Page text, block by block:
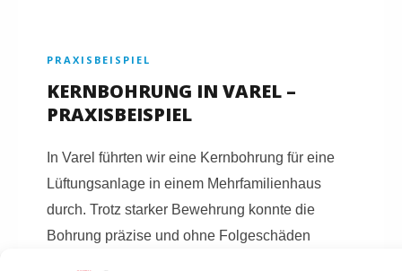
PRAXISBEISPIEL
KERNBOHRUNG IN VAREL –
PRAXISBEISPIEL
In Varel führten wir eine Kernbohrung für eine
Lüftungsanlage in einem Mehrfamilienhaus
durch. Trotz starker Bewehrung konnte die
Bohrung präzise und ohne Folgeschäden